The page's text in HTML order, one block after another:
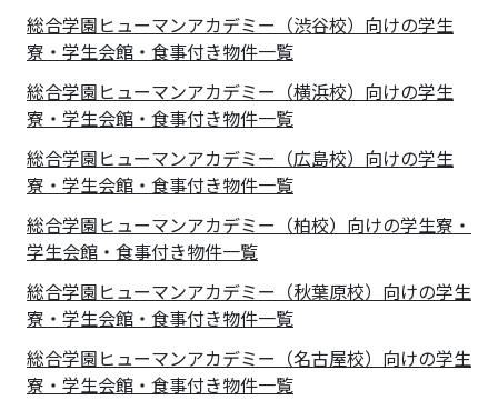
総合学園ヒューマンアカデミー（渋谷校）向けの学生
寮・学生会館・食事付き物件一覧
総合学園ヒューマンアカデミー（横浜校）向けの学生
寮・学生会館・食事付き物件一覧
総合学園ヒューマンアカデミー（広島校）向けの学生
寮・学生会館・食事付き物件一覧
総合学園ヒューマンアカデミー（柏校）向けの学生寮・
学生会館・食事付き物件一覧
総合学園ヒューマンアカデミー（秋葉原校）向けの学生
寮・学生会館・食事付き物件一覧
総合学園ヒューマンアカデミー（名古屋校）向けの学生
寮・学生会館・食事付き物件一覧